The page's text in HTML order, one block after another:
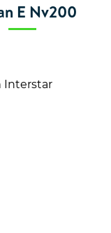
E Nv200